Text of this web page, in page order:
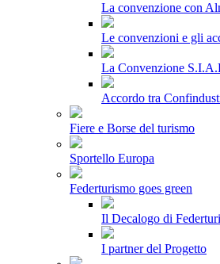
La convenzione con
Le convenzioni e gli
La Convenzione
Accordo tra
Fiere e Borse del turismo
Sportello Europa
Federturismo goes green
Il Decalogo di
I partner del Progetto